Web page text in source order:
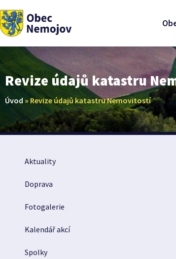
Revize údajů katastru
Úvod »Revize údajů katastru Nemovitostí
Aktuality
Doprava
Fotogalerie
Kalendář akcí
Spolky